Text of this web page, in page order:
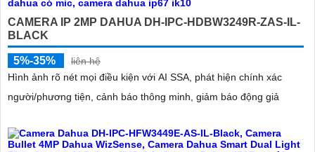
CAMERA IP 2MP DAHUA DH-IPC-HDBW3249R-ZAS-IL-
BLACK
5%-35%
liên hệ
Hình ảnh rõ nét mọi điều kiện với AI SSA, phát hiện chính xác
người/phương tiện, cảnh báo thông minh, giảm báo động giả